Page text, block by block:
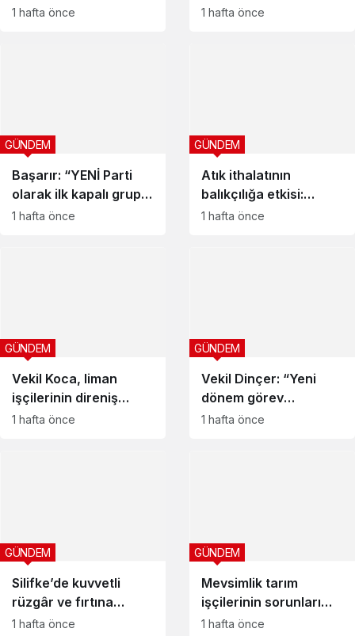
hayvanlarına hayat
1 hafta önce
anlık izleniyor
1 hafta önce
Başarır: “YENİ Parti
olarak ilk kapalı grup
toplantımızı
GÜNDEM
1 hafta önce
Atık ithalatının
balıkçılığa etkisi:
“Bilimsel izleme
GÜNDEM
1 hafta önce
Vekil Koca, liman
işçilerinin direniş
alanını ziyaret etti
GÜNDEM
1 hafta önce
Vekil Dinçer: “Yeni
dönem görev
dağılımını tamamladık”
GÜNDEM
1 hafta önce
Silifke’de kuvvetli
rüzgâr ve fırtına
uyarısı
GÜNDEM
1 hafta önce
Mevsimlik tarım
işçilerinin sorunları
Meclis’te: Ekmen
GÜNDEM
1 hafta önce